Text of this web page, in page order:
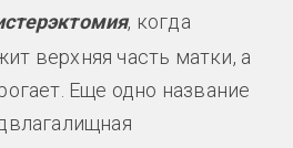
, когда
верхняя часть матки, а
Еще одно название